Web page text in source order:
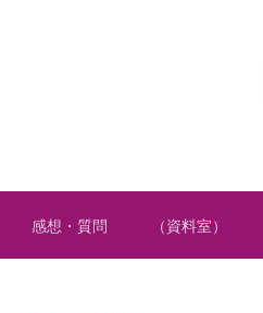
感想・質問 （資料室）